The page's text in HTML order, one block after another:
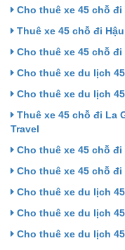
Cho thuê xe 45 chỗ
Thuê xe 45 chỗ đi
Cho thuê xe 45 chỗ đi
Cho thuê xe du lịch
Cho thuê xe du lịch
Thuê xe 45 chỗ đi La
Travel
Cho thuê xe 45 chỗ
Cho thuê xe 45 chỗ đi
Cho thuê xe du lịch
Cho thuê xe du lịch
Cho thuê xe du lịch